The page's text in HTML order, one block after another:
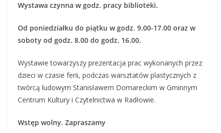
Wystawa czynna w godz. pracy biblioteki.
Od poniedziałku do piątku w godz. 9.00-17.00 oraz w
soboty od godz. 8.00 do godz. 16.00.
Wystawie towarzyszy prezentacja prac wykonanych przez
dzieci w czasie ferii, podczas warsztatów plastycznych z
twórcą ludowym Stanisławem Domareckim w Gminnym
Centrum Kultury i Czytelnictwa w Radłowie.
Wstęp wolny. Zapraszamy